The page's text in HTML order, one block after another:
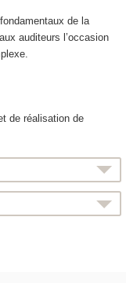
de la
auditeurs l’occasion
de réalisation de